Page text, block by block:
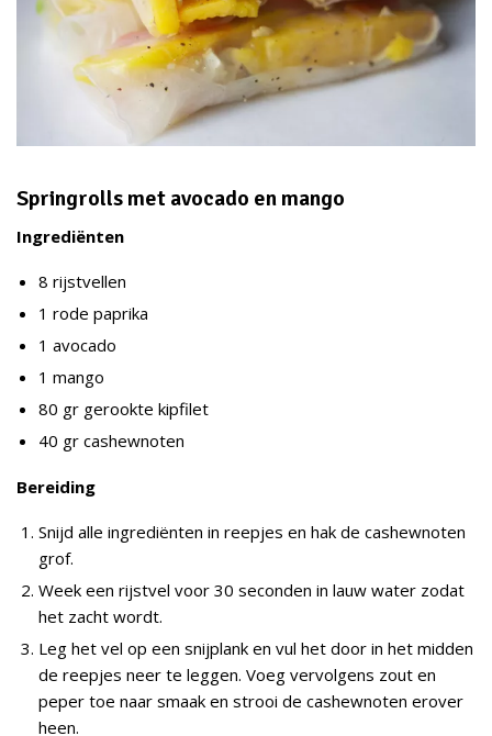
Springrolls met avocado en mango
Ingrediënten
8 rijstvellen
1 rode paprika
1 avocado
1 mango
80 gr gerookte kipfilet
40 gr cashewnoten
Bereiding
Snijd alle ingrediënten in reepjes en hak de cashewnoten
grof.
Week een rijstvel voor 30 seconden in lauw water zodat
het zacht wordt.
Leg het vel op een snijplank en vul het door in het midden
de reepjes neer te leggen. Voeg vervolgens zout en
peper toe naar smaak en strooi de cashewnoten erover
heen.